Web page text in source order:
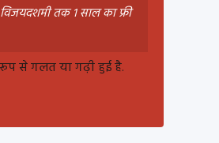
विजयदशमी तक 1 साल का फ्री
से गलत या गढ़ी हुई है.